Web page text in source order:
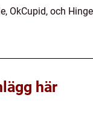
OkCupid, och
här